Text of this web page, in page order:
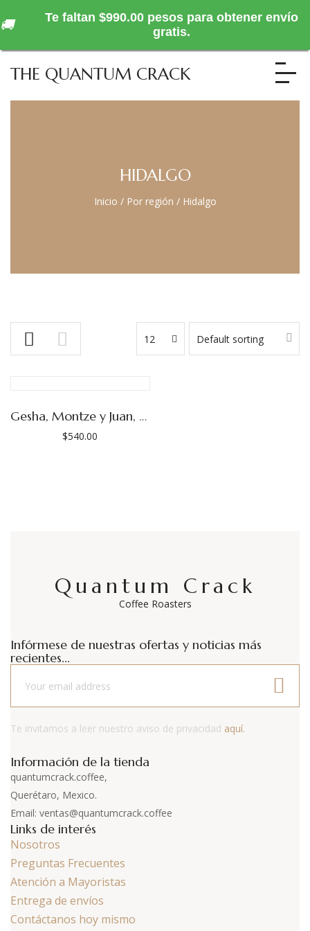
THE QUANTUM CRACK
HIDALGO
Inicio / Por región / Hidalgo
Default sorting
12
Gesha, Montze y Juan, Finca Púrpura (Las Adelitas)
$540.00
Quantum Crack
Coffee Roasters
Infórmese de nuestras ofertas y noticias más
recientes...
Te invitamos a leer nuestro aviso de privacidad aquí.
Información de la tienda
quantumcrack.coffee,
Querétaro, Mexico.
Email: ventas@quantumcrack.coffee
Links de interés
Nosotros
Preguntas Frecuentes
Atención a Mayoristas
Entrega de envíos
Contáctanos hoy mismo
🚚
Te faltan $990.00 pesos para obtener envío
gratis.